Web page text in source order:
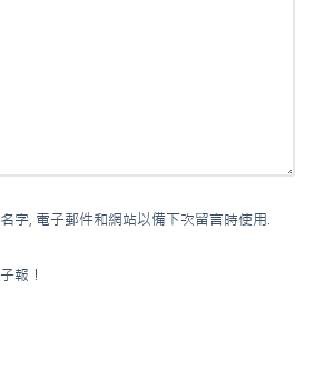
字, 電子郵件和網站以備下次留言時使用.
報！